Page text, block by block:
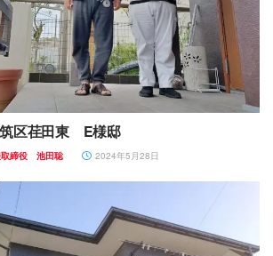
区荏田東 E様邸
取締役 池田聡 2024年5月28日